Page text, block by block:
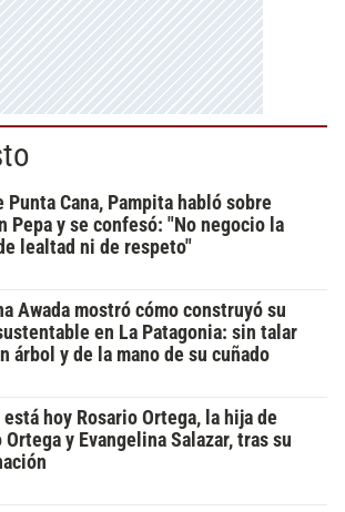
Punta Cana, Pampita habló sobre
Pepa y se confesó: "No negocio la
lealtad ni de respeto"
Awada mostró cómo construyó su
en La Patagonia: sin talar
árbol y de la mano de su cuñado
está hoy Rosario Ortega, la hija de
y Evangelina Salazar, tras su